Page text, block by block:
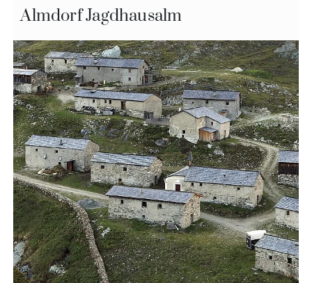
Almdorf Jagdhausalm